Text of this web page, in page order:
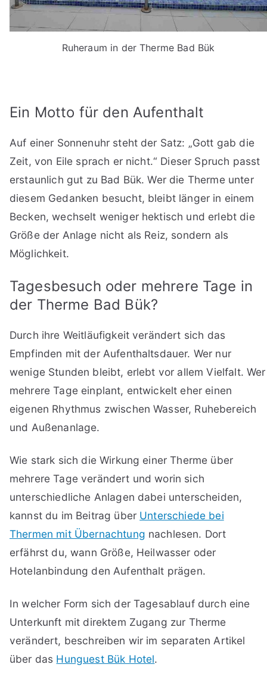
Ruheraum in der Therme Bad Bük
Ein Motto für den Aufenthalt
Auf einer Sonnenuhr steht der Satz: „Gott gab die
Zeit, von Eile sprach er nicht.“ Dieser Spruch passt
erstaunlich gut zu Bad Bük. Wer die Therme unter
diesem Gedanken besucht, bleibt länger in einem
Becken, wechselt weniger hektisch und erlebt die
Größe der Anlage nicht als Reiz, sondern als
Möglichkeit.
Tagesbesuch oder mehrere Tage in
der Therme Bad Bük?
Durch ihre Weitläufigkeit verändert sich das
Empfinden mit der Aufenthaltsdauer. Wer nur
wenige Stunden bleibt, erlebt vor allem Vielfalt. Wer
mehrere Tage einplant, entwickelt eher einen
eigenen Rhythmus zwischen Wasser, Ruhebereich
und Außenanlage.
Wie stark sich die Wirkung einer Therme über
mehrere Tage verändert und worin sich
unterschiedliche Anlagen dabei unterscheiden,
kannst du im Beitrag über Unterschiede bei
Thermen mit Übernachtung nachlesen. Dort
erfährst du, wann Größe, Heilwasser oder
Hotelanbindung den Aufenthalt prägen.
In welcher Form sich der Tagesablauf durch eine
Unterkunft mit direktem Zugang zur Therme
verändert, beschreiben wir im separaten Artikel
über das Hunguest Bük Hotel.